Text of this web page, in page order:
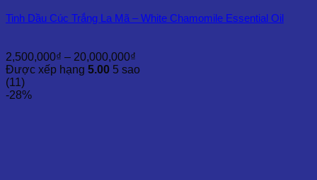
Tinh Dầu Cúc Trắng La Mã – White Chamomile Essential Oil
2,500,000₫ – 20,000,000₫
giá:
Được xếp hạng 5.00 5 sao
(11)
-28%